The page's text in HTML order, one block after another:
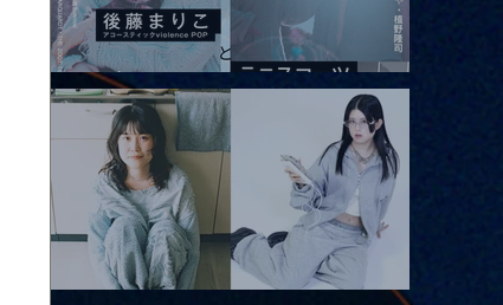
2026.08.10 |【観覧】「巷のmyストーリー/風の憶測1～後藤まりこ
アコースティックviolence POPとテニスコーツ」